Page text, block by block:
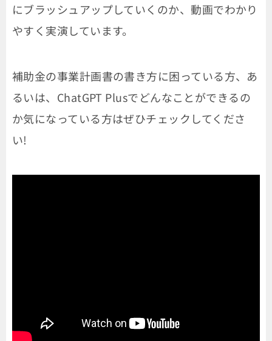
にブラッシュアップしていくのか、動画でわかり
やすく実演しています。
補助金の事業計画書の書き方に困っている方、あ
るいは、ChatGPT Plusでどんなことができるの
か気になっている方はぜひチェックしてくださ
い!